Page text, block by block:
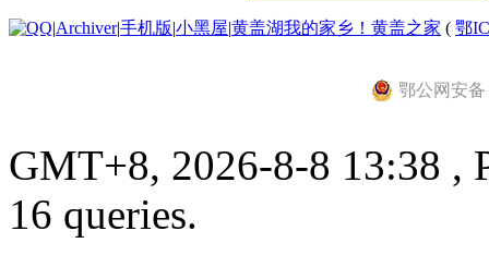
|Archiver|手机版|小黑屋|黄盖湖我的家乡！黄盖之家 ( 鄂
鄂公网安备
GMT+8, 2026-8-8 13:38 ,
16 queries.